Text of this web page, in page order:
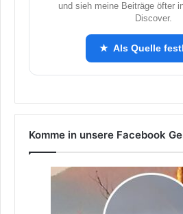
und sieh meine Beiträge öfter
Discover.
★ Als Quelle
Komme in unsere Facebook